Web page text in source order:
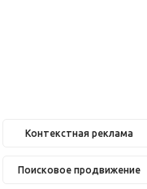
Контекстная реклама
Поисковое продвижение